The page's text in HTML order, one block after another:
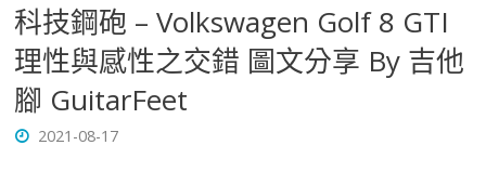
科技鋼砲 – Volkswagen Golf 8 GTI
理性與感性之交錯 圖文分享 By 吉他
腳 GuitarFeet
2021-08-17